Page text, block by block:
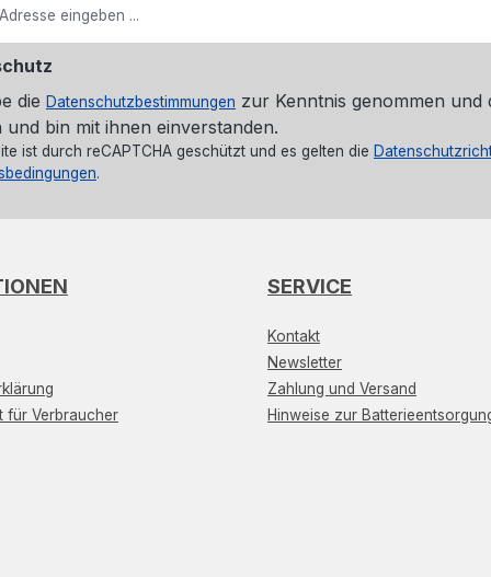
die Datenschutzbestimmungen zur Kenntnis genommen und
und bin mit ihnen einverstanden.
ist durch reCAPTCHA geschützt und es gelten die
.
für Verbraucher
SERVICE
Kontakt
Newsletter
Zahlung und Versand
Hinweise zur